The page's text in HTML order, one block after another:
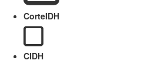
CorteIDH
CIDH